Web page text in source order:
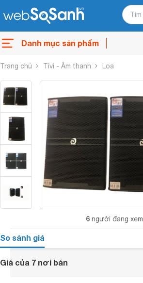
Danh mục sản phẩm
Trang chủ Tivi - Âm thanh Loa
6 người đang xem
So sánh giá
Giá của 7 nơi bán